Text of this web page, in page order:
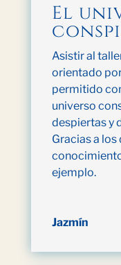
El
Asistir al
orientado
permitido
universo
despiertas y
Gracias a
ejemplo.
Jazmín